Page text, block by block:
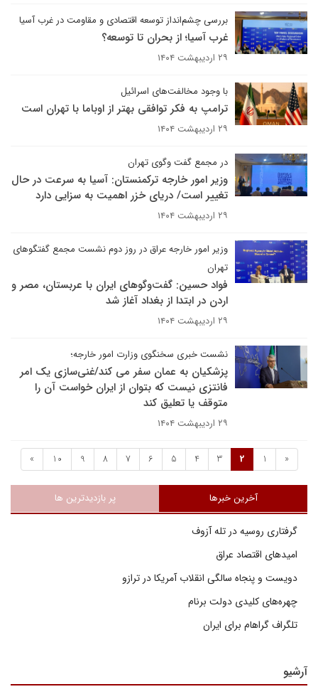
بررسی چشم‌انداز توسعه اقتصادی و مقاومت در غرب آسیا
غرب آسیا؛ از بحران تا توسعه؟
۲۹ اردیبهشت ۱۴۰۴
با وجود مخالفت‌های اسرائیل
ترامپ به فکر توافقی بهتر از اوباما با تهران است
۲۹ اردیبهشت ۱۴۰۴
در مجمع گفت وگوی تهران
وزیر امور خارجه ترکمنستان: آسیا به سرعت در حال
تغییر است/ دریای خزر اهمیت به سزایی دارد
۲۹ اردیبهشت ۱۴۰۴
وزیر امور خارجه عراق در روز دوم نشست مجمع گفتگوهای
تهران
فواد حسین: گفت‌وگوهای ایران با عربستان، مصر و
اردن در ابتدا از بغداد آغاز شد
۲۹ اردیبهشت ۱۴۰۴
نشست خبری سخنگوی وزارت امور خارجه؛
پزشکیان به عمان سفر می کند/غنی‌سازی یک امر
فانتزی نیست که بتوان از ایران خواست آن را
متوقف یا تعلیق کند
۲۹ اردیبهشت ۱۴۰۴
«
1
2
3
4
5
6
7
8
9
10
»
آخرین خبرها پر بازدیدترین ها
گرفتاری روسیه در تله آزوف
امیدهای اقتصاد عراق
دویست و پنجاه سالگی انقلاب آمریکا در ترازو
چهره‌های کلیدی دولت برنام
تلگراف گراهام برای ایران
آرشیو